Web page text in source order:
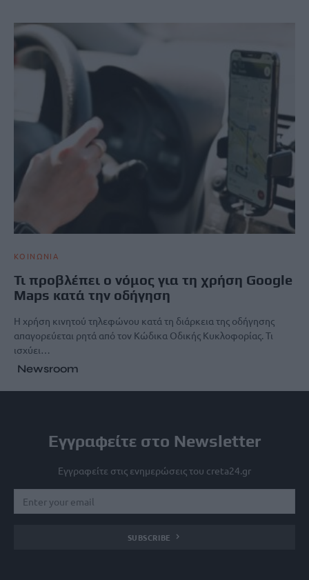
ΚΟΙΝΩΝΙΑ
Τι προβλέπει ο νόμος για τη χρήση Google
Maps κατά την οδήγηση
Η χρήση κινητού τηλεφώνου κατά τη διάρκεια της οδήγησης
απαγορεύεται ρητά από τον Κώδικα Οδικής Κυκλοφορίας. Τι
ισχύει…
Newsroom
Εγγραφείτε στο Newsletter
Εγγραφείτε στις ενημερώσεις του creta24.gr
SUBSCRIBE